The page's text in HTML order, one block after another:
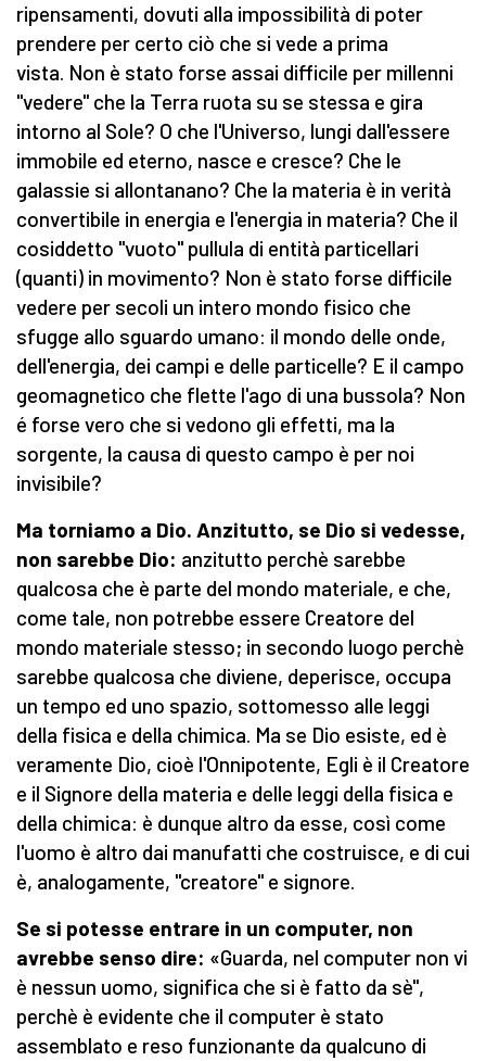
ripensamenti, dovuti alla impossibilità di poter
prendere per certo ciò che si vede a prima
vista. Non è stato forse assai difficile per millenni
"vedere" che la Terra ruota su se stessa e gira
intorno al Sole? O che l'Universo, lungi dall'essere
immobile ed eterno, nasce e cresce? Che le
galassie si allontanano? Che la materia è in verità
convertibile in energia e l'energia in materia? Che il
cosiddetto "vuoto" pullula di entità particellari
(quanti) in movimento? Non è stato forse difficile
vedere per secoli un intero mondo fisico che
sfugge allo sguardo umano: il mondo delle onde,
dell'energia, dei campi e delle particelle? E il campo
geomagnetico che flette l'ago di una bussola? Non
é forse vero che si vedono gli effetti, ma la
sorgente, la causa di questo campo è per noi
invisibile?
Ma torniamo a Dio. Anzitutto, se Dio si vedesse,
non sarebbe Dio: anzitutto perchè sarebbe
qualcosa che è parte del mondo materiale, e che,
come tale, non potrebbe essere Creatore del
mondo materiale stesso; in secondo luogo perchè
sarebbe qualcosa che diviene, deperisce, occupa
un tempo ed uno spazio, sottomesso alle leggi
della fisica e della chimica. Ma se Dio esiste, ed è
veramente Dio, cioè l'Onnipotente, Egli è il Creatore
e il Signore della materia e delle leggi della fisica e
della chimica: è dunque altro da esse, così come
l'uomo è altro dai manufatti che costruisce, e di cui
è, analogamente, "creatore" e signore.
Se si potesse entrare in un computer, non
avrebbe senso dire: «Guarda, nel computer non vi
è nessun uomo, significa che si è fatto da sè",
perchè è evidente che il computer è stato
assemblato e reso funzionante da qualcuno di